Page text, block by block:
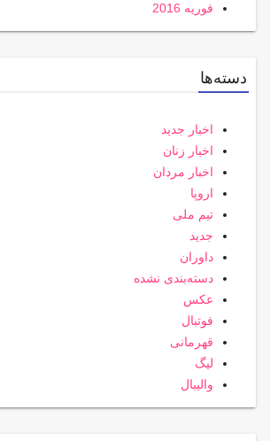
فوریه 2016
دسته‌ها
اخبار جدید
اخبار زنان
اخبار مردان
اروپا
تیم ملی
جدید
داوران
دسته‌بندی نشده
عکس
فوتبال
قهرمانی
لیگ
والیبال